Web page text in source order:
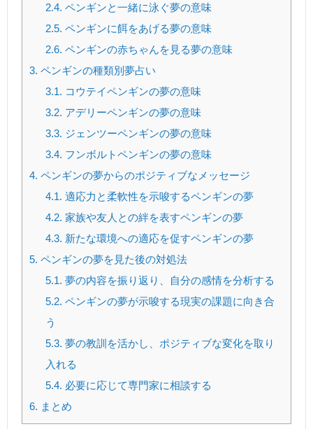
2.4. ペンギンと一緒に泳ぐ夢の意味
2.5. ペンギンに餌をあげる夢の意味
2.6. ペンギンの赤ちゃんを見る夢の意味
3. ペンギンの種類別夢占い
3.1. コウテイペンギンの夢の意味
3.2. アデリーペンギンの夢の意味
3.3. ジェンツーペンギンの夢の意味
3.4. フンボルトペンギンの夢の意味
4. ペンギンの夢からのポジティブなメッセージ
4.1. 適応力と柔軟性を示唆するペンギンの夢
4.2. 家族や友人との絆を表すペンギンの夢
4.3. 新たな環境への適応を促すペンギンの夢
5. ペンギンの夢を見た後の対処法
5.1. 夢の内容を振り返り、自分の感情を分析する
5.2. ペンギンの夢が示唆する現実の課題に向き合
う
5.3. 夢の教訓を活かし、ポジティブな変化を取り
入れる
5.4. 必要に応じて専門家に相談する
6. まとめ